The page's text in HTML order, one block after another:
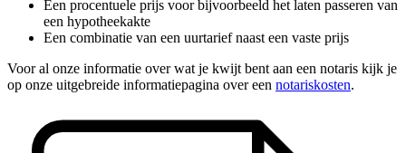
Een procentuele prijs voor bijvoorbeeld het laten passeren van
een hypotheekakte
Een combinatie van een uurtarief naast een vaste prijs
Voor al onze informatie over wat je kwijt bent aan een notaris kijk je
op onze uitgebreide informatiepagina over een notariskosten.